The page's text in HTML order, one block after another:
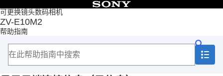
可更换镜头数码相机
ZV-E10M2
帮助指南
目录
首页
如何使用“帮助指南”
检查相机和附件